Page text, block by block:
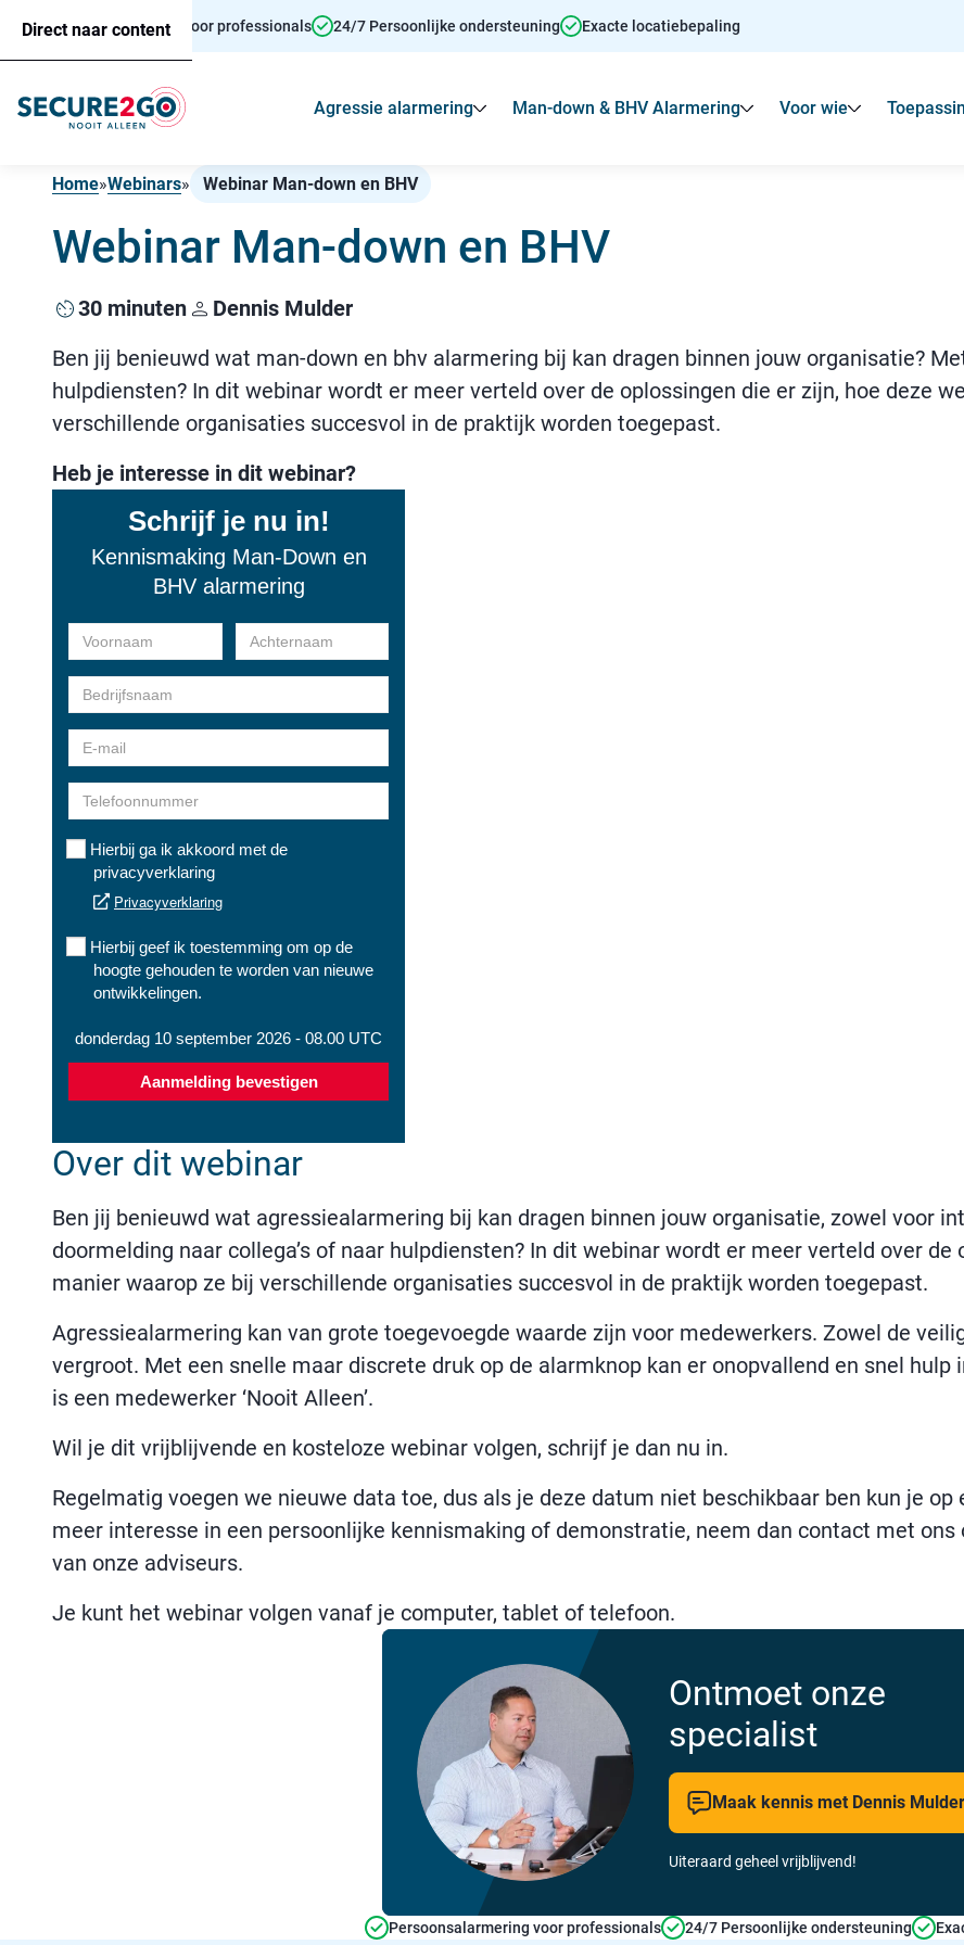
Direct naar content
Persoonsalarmering voor professionals 24/7 Persoonlijke ondersteuning Exacte locatiebepaling
Agressie alarmering Toon Submenu voor Agressie alarmering
Man-down & BHV Alarmering Toon Submenu
Voor wie Toon
Home»Webinars» Webinar Man-down en BHV
Webinar Man-down en BHV
30 minuten
Dennis Mulder
Ben jij benieuwd wat man-down en bhv alarmering bij kan dragen binnen jouw organisatie?
hulpdiensten? In dit webinar wordt er meer verteld over de oplossingen die er zijn, hoe deze
verschillende organisaties succesvol in de praktijk worden toegepast.
Heb je interesse in dit webinar?
Over dit webinar
Ben jij benieuwd wat agressiealarmering bij kan dragen binnen jouw organisatie, zowel voor
doormelding naar collega’s of naar hulpdiensten? In dit webinar wordt er meer verteld over
manier waarop ze bij verschillende organisaties succesvol in de praktijk worden toegepast.
Agressiealarmering kan van grote toegevoegde waarde zijn voor medewerkers. Zowel de
vergroot. Met een snelle maar discrete druk op de alarmknop kan er onopvallend en snel
is een medewerker ‘Nooit Alleen’.
Wil je dit vrijblijvende en kosteloze webinar volgen, schrijf je dan nu in.
Regelmatig voegen we nieuwe data toe, dus als je deze datum niet beschikbaar ben kun je
meer interesse in een persoonlijke kennismaking of demonstratie, neem dan contact met
van onze adviseurs.
Je kunt het webinar volgen vanaf je computer, tablet of telefoon.
Ontmoet onze
specialist
Maak kennis met Dennis Mulder
Uiteraard geheel vrijblijvend!
Persoonsalarmering voor professionals 24/7 Persoonlijke ondersteuning